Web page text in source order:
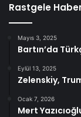
Rastgele
Mayıs 3, 2025
Bartın’da
Eylül 13, 2025
Zelenskiy,
Ocak 7, 2026
Mert